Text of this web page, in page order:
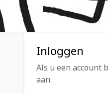
Inloggen
Als u een account
aan.